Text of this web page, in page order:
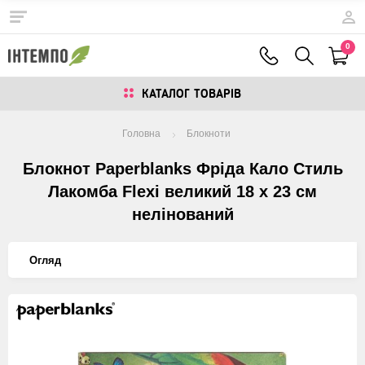
0
КАТАЛОГ ТОВАРIВ
Головна Блокноти
Блокнот Paperblanks Фріда Кало Стиль
Лакомба Flexi великий 18 х 23 см
нелінований
Огляд
Изображения